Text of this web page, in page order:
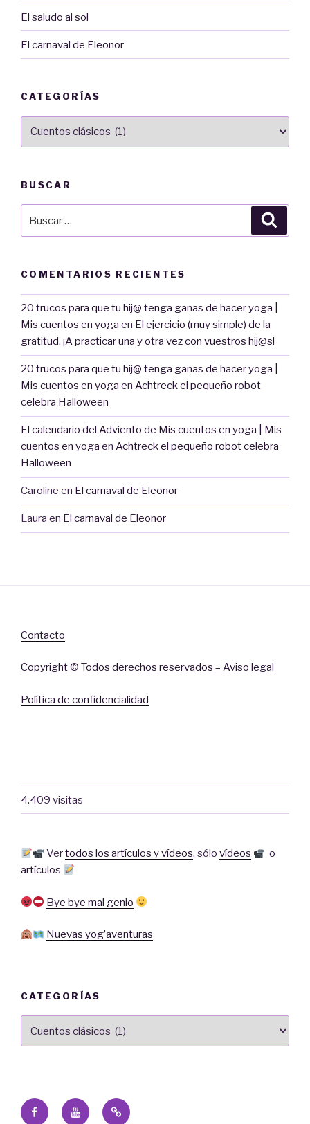
El saludo al sol
El carnaval de Eleonor
CATEGORÍAS
BUSCAR
por:
COMENTARIOS RECIENTES
20 trucos para que tu hij@ tenga ganas de hacer yoga |
Mis cuentos en yoga en El ejercicio (muy simple) de la
gratitud. ¡A practicar una y otra vez con vuestros hij@s!
20 trucos para que tu hij@ tenga ganas de hacer yoga |
Mis cuentos en yoga en Achtreck el pequeño robot
celebra Halloween
El calendario del Adviento de Mis cuentos en yoga | Mis
cuentos en yoga en Achtreck el pequeño robot celebra
Halloween
Caroline en El carnaval de Eleonor
Laura en El carnaval de Eleonor
Contacto
Copyright © Todos derechos reservados – Aviso legal
Política de confidencialidad
4.409 visitas
Vertodos los artículos y vídeos, sólovídeos
o
artículos
Bye bye mal genio
Nuevas yog’aventuras
CATEGORÍAS
FacebookCadena Email